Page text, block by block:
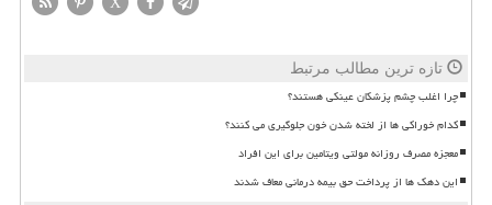
تازه ترین مطالب مرتبط
چرا اغلب چشم پزشکان عینکی هستند؟
کدام خوراکی ها از لخته شدن خون جلوگیری می کنند؟
معجزه مصرف روزانه مولتی ویتامین برای این افراد
این دهک ها از پرداخت حق بیمه درمانی معاف شدند